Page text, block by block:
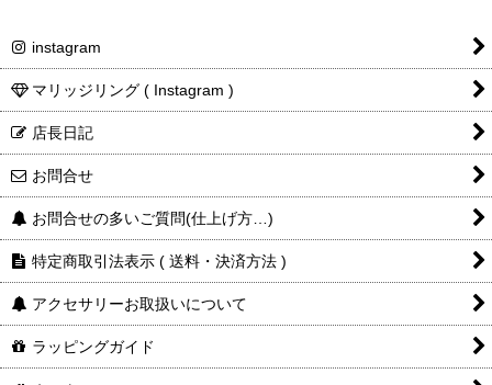
instagram
マリッジリング ( Instagram )
店長日記
お問合せ
お問合せの多いご質問(仕上げ方…)
特定商取引法表示 ( 送料・決済方法 )
アクセサリーお取扱いについて
ラッピングガイド